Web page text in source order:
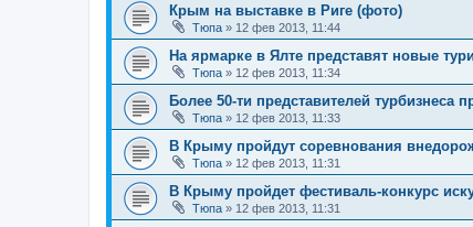
Крым на выставке в Риге (фото)
Тюпа » 12 фев 2013, 11:44
На ярмарке в Ялте представят новые
Тюпа » 12 фев 2013, 11:34
Более 50-ти представителей турбизнеса
Тюпа » 12 фев 2013, 11:33
В Крыму пройдут соревнования
Тюпа » 12 фев 2013, 11:31
В Крыму пройдет фестиваль-конкурс
Тюпа » 12 фев 2013, 11:31